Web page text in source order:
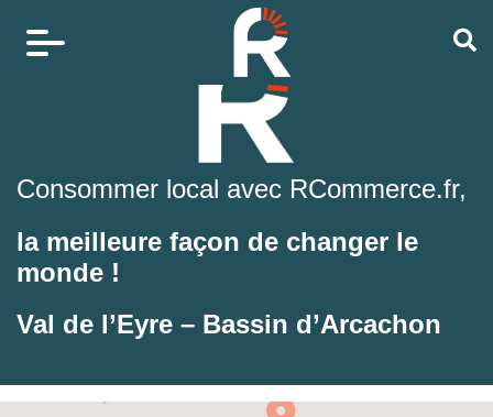
Consommer local avec RCommerce.fr,
la meilleure façon de changer le
monde !
Val de l’Eyre – Bassin d’Arcachon